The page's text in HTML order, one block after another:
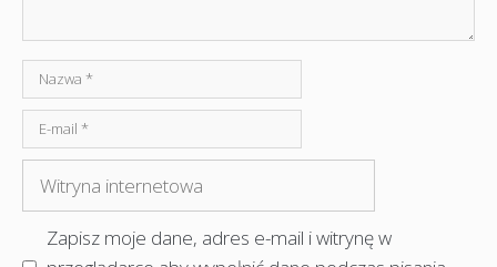
Nazwa
mail
internetowa
Zapisz moje dane, adres e-mail i witrynę w